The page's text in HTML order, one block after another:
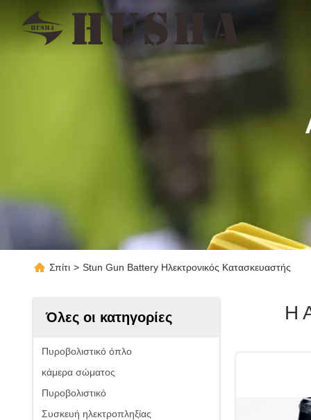
Σπίτι > Stun Gun Battery Ηλεκτρονικός Κατασκευαστής
Όλες οι κατηγορίες
Πυροβολιστικό όπλο
κάμερα σώματος
Πυροβολιστικό
Συσκευή ηλεκτροπληξίας
Η